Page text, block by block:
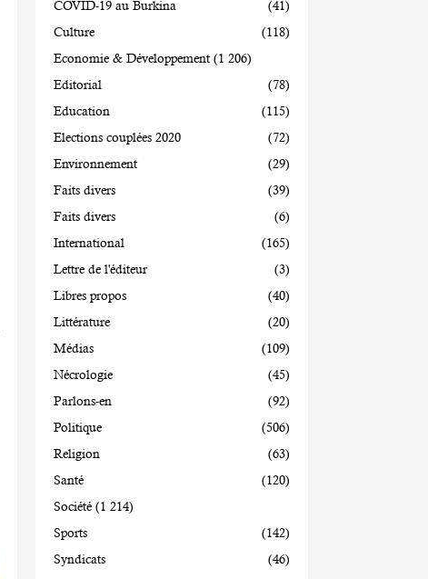
COVID-19 au Burkina
(41)
Culture
(118)
Economie & Développement (1 206)
Editorial
(78)
Education
(115)
Elections couplées 2020
(72)
Environnement
(29)
Faits divers
(39)
Faits divers
(6)
International
(165)
Lettre de l'éditeur
(3)
Libres propos
(40)
Littérature
(20)
Médias
(109)
Nécrologie
(45)
Parlons-en
(92)
Politique
(506)
Religion
(63)
Santé
(120)
Société (1 214)
Sports
(142)
Syndicats
(46)